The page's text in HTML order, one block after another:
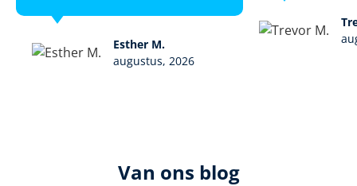
Esther M.
augustus, 2026
Van ons blog